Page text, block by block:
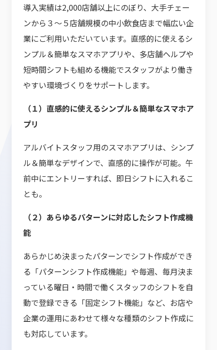
導入実績は2,000店舗以上にのぼり、大手チェー
ンから３～５店舗規模の中小飲食店まで幅広い企
業にご利用いただいています。直感的に使えるシ
ンプル＆簡単なスマホアプリや、多店舗ヘルプや
短時間シフトも組める機能でスタッフがより働き
やすい環境づくりをサポートします。
（１）直感的に使えるシンプル＆簡単なスマホア
プリ
アルバイトスタッフ用のスマホアプリは、シンプ
ル＆簡単なデザインで、直感的に操作が可能。午
前中にエントリーすれば、即日シフトに入れるこ
とも。
（２）あらゆるパターンに対応したシフト作成機
能
あらかじめ決まったパターンでシフト作成ができ
る「パターンシフト作成機能」や毎週、毎月決ま
っている曜日・時間で働くスタッフのシフトを自
動で登録できる「固定シフト機能」など、お店や
企業の運用にあわせて様々な種類のシフト作成に
も対応しています。